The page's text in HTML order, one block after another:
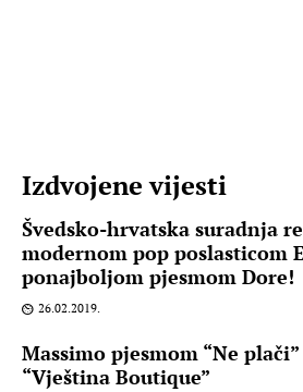
Izdvojene vijesti
Švedsko-hrvatska suradnja
modernom pop poslasticom
ponajboljom pjesmom Dore!
26.02.2019.
Massimo pjesmom “Ne
“Vještina Boutique”